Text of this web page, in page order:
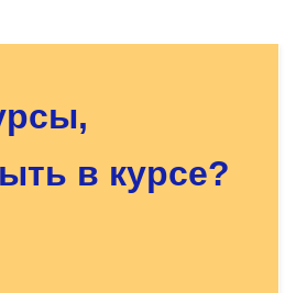
в курсе?
Вас нужный курс!